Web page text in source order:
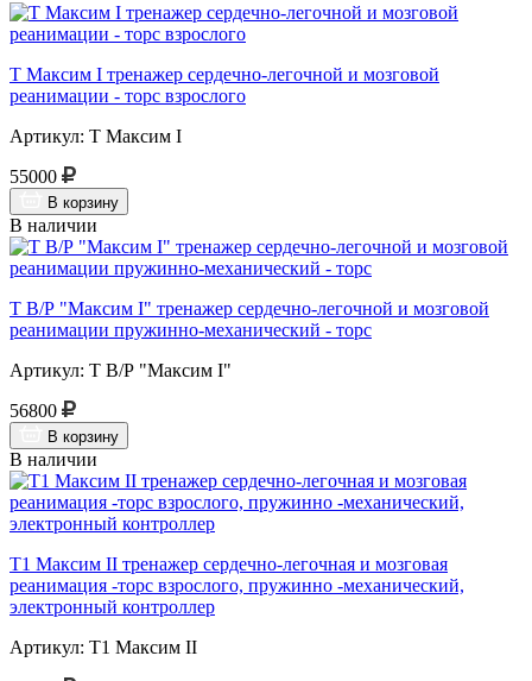
Т Максим I тренажер сердечно-легочной и мозговой
реанимации - торс взрослого
Артикул: Т Максим I
55000
В корзину
В наличии
Т В/Р "Максим I" тренажер сердечно-легочной и мозговой
реанимации пружинно-механический - торс
Артикул: Т В/Р "Максим I"
56800
В корзину
В наличии
Т1 Максим II тренажер сердечно-легочная и мозговая
реанимация -торс взрослого, пружинно -механический,
электронный контроллер
Артикул: Т1 Максим II